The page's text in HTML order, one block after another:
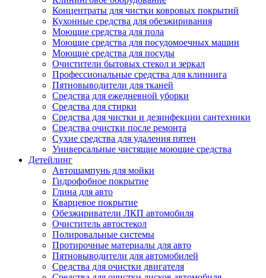
Концентраты для чистки ковровых покрытий
Кухонные средства для обезжиривания
Моющие средства для пола
Моющие средства для посудомоечных машин
Моющие средства для посуды
Очистители бытовых стекол и зеркал
Профессиональные средства для клининга
Пятновыводители для тканей
Средства для ежедневной уборки
Средства для стирки
Средства для чистки и дезинфекции сантехники
Средства очистки после ремонта
Сухие средства для удаления пятен
Универсальные чистящие моющие средства
Детейлинг
Автошампунь для мойки
Гидрофобное покрытие
Глина для авто
Кварцевое покрытие
Обезжириватели ЛКП автомобиля
Очиститель автостекол
Полировальные системы
Протирочные материалы для авто
Пятновыводители для автомобилей
Средства для очистки двигателя